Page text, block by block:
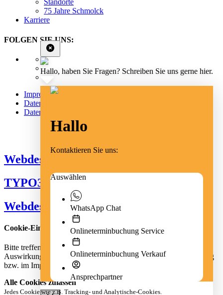
Standorte
75 Jahre Schmolck
Karriere
FOLGEN SIE UNS:
Impressum
Datenschutz
Datenschutz Social Media
Webdesign Emmendingen
TYPO3 Freiburg
Webdesign Freiburg
Hallo, haben Sie Fragen? Schreiben Sie uns gerne hier.
Hallo
Kontaktieren Sie uns:
Auswählen
WhatsApp Chat
Onlineterminbuchung Service
Onlineterminbuchung Verkauf
Ansprechpartner
Cookie-Einstellungen
Bitte treffen Sie eine Auswahl. Weitere Informationen zu den
Auswirkungen Ihrer Auswahl finden Sie der Datenschutzerklärung
bzw. im Impressum
Alle Cookies zulassen
Jedes Cookie wie z.B. Tracking- und Analytische-Cookies.